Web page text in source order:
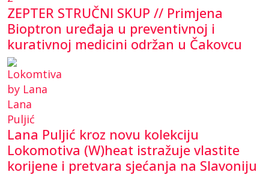
ZEPTER STRUČNI SKUP // Primjena
Bioptron uređaja u preventivnoj i
kurativnoj medicini održan u Čakovcu
Lana Puljić kroz novu kolekciju
Lokomotiva (W)heat istražuje vlastite
korijene i pretvara sjećanja na Slavoniju